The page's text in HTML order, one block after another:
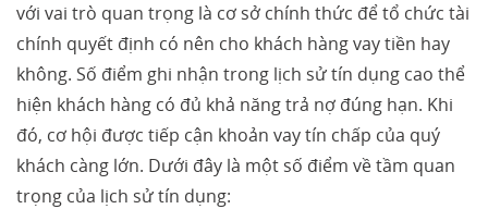
với vai trò quan trọng là cơ sở chính thức để tổ chức tài
chính quyết định có nên cho khách hàng vay tiền hay
không. Số điểm ghi nhận trong lịch sử tín dụng cao thể
hiện khách hàng có đủ khả năng trả nợ đúng hạn. Khi
đó, cơ hội được tiếp cận khoản vay tín chấp của quý
khách càng lớn. Dưới đây là một số điểm về tầm quan
trọng của lịch sử tín dụng: